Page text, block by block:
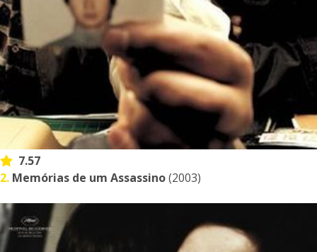
7.57
2. Memórias de um Assassino(2003)